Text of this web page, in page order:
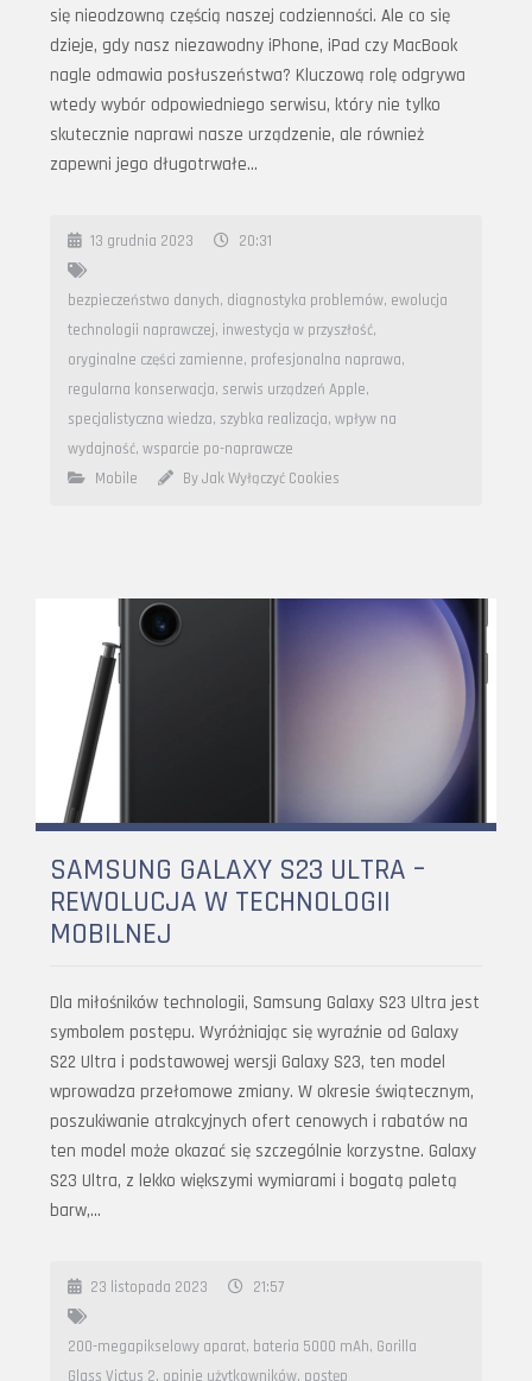
się nieodzowną częścią naszej codzienności. Ale co się
dzieje, gdy nasz niezawodny iPhone, iPad czy MacBook
nagle odmawia posłuszeństwa? Kluczową rolę odgrywa
wtedy wybór odpowiedniego serwisu, który nie tylko
skutecznie naprawi nasze urządzenie, ale również
zapewni jego długotrwałe…
13 grudnia 2023 20:31
bezpieczeństwo danych, diagnostyka problemów, ewolucja
technologii naprawczej, inwestycja w przyszłość,
oryginalne części zamienne, profesjonalna naprawa,
regularna konserwacja, serwis urządzeń Apple,
specjalistyczna wiedza, szybka realizacja, wpływ na
wydajność, wsparcie po-naprawcze
Mobile
By Jak Wyłączyć Cookies
SAMSUNG GALAXY S23 ULTRA –
REWOLUCJA W TECHNOLOGII
MOBILNEJ
Dla miłośników technologii, Samsung Galaxy S23 Ultra jest
symbolem postępu. Wyróżniając się wyraźnie od Galaxy
S22 Ultra i podstawowej wersji Galaxy S23, ten model
wprowadza przełomowe zmiany. W okresie świątecznym,
poszukiwanie atrakcyjnych ofert cenowych i rabatów na
ten model może okazać się szczególnie korzystne. Galaxy
S23 Ultra, z lekko większymi wymiarami i bogatą paletą
barw,…
23 listopada 2023 21:57
200-megapikselowy aparat, bateria 5000 mAh, Gorilla
Glass Victus 2, opinie użytkowników, postęp